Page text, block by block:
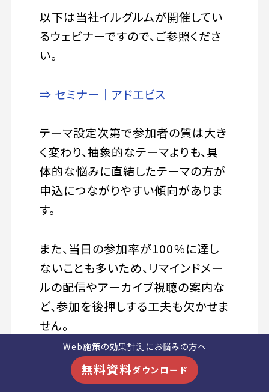
以下は当社イルグルムが開催してい
るウェビナーですので、ご参照くださ
い。
⇒ セミナー｜アドエビス
テーマ設定次第で参加者の質は大き
く変わり、抽象的なテーマよりも、具
体的な悩みに直結したテーマの方が
申込につながりやすい傾向がありま
す。
また、当日の参加率が100％に達し
ないことも多いため、リマインドメー
ルの配信やアーカイブ視聴の案内な
ど、参加を後押しする工夫も欠かせま
せん。
ウェビナー後のフォローアップ次第
で、その後の商談化率が変わってくる
Web施策の効果計測にお悩みの方へ
無料資料ダウンロード